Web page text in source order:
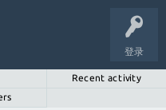
登录
Recent activity